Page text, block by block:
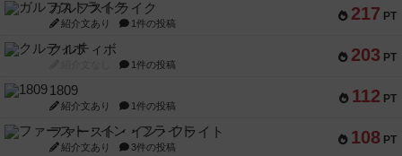
217 PT
ガルフストライク
紹介文あり 1件の投稿
203 PT
クルティボ
1件の投稿
112 PT
1809
紹介文あり 1件の投稿
108 PT
ファースト・イン・フライト
紹介文あり 3件の投稿